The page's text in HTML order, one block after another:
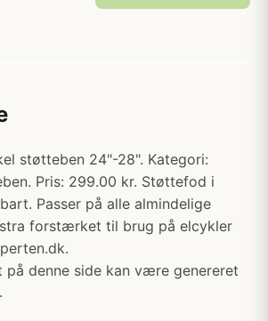
støtteben 24"-28". Kategori:
Pris: 299.00 kr. Støttefod i
Passer på alle almindelige
forstærket til brug på elcykler
på denne side kan være genereret